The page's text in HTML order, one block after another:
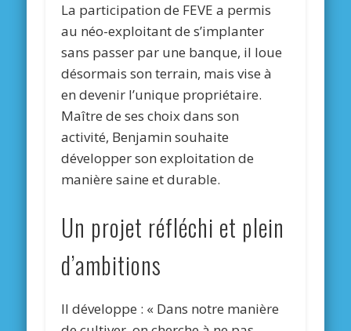
La participation de FEVE a permis
au néo-exploitant de s’implanter
sans passer par une banque, il loue
désormais son terrain, mais vise à
en devenir l’unique propriétaire.
Maître de ses choix dans son
activité, Benjamin souhaite
développer son exploitation de
manière saine et durable.
Un projet réfléchi et plein
d’ambitions
Il développe : « Dans notre manière